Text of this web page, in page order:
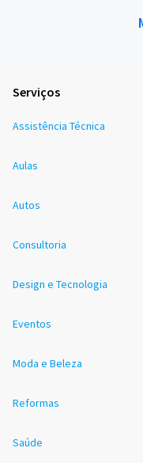
Serviços
Assistência Técnica
Aulas
Autos
Consultoria
Design e Tecnologia
Eventos
Moda e Beleza
Reformas
Saúde